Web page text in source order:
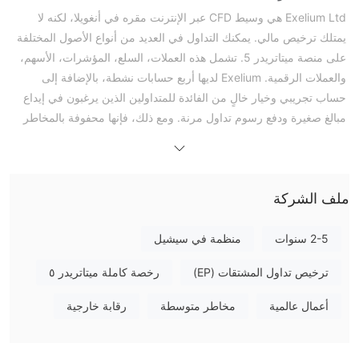
Exelium Ltd هي وسيط CFD عبر الإنترنت مقره في أنغويلا، لكنه لا
يمتلك ترخيص مالي. يمكنك التداول في العديد من أنواع الأصول المختلفة
على منصة ميتاتريدر 5. تشمل هذه العملات، السلع، المؤشرات، الأسهم،
والعملات الرقمية. Exelium لديها أربع حسابات نشطة، بالإضافة إلى
حساب تجريبي وخيار خالٍ من الفائدة للمتداولين الذين يرغبون في إيداع
مبالغ صغيرة ودفع رسوم تداول مرنة. ومع ذلك، فإنها محفوفة بالمخاطر
Exelium Ltd مسجلة فقط في أنغويلا ولا تمتلك أي تراخيص من لجنةملف الشركة
2-5 سنوات منظمة في سيشيل
ترخيص تداول المشتقات (EP) رخصة كاملة ميتاتريدر ٥
أعمال عالمية مخاطر متوسطة رقابة خارجية